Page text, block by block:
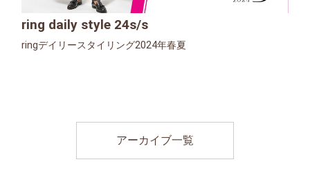
ring daily style 24s/s
ringデイリースタイリング2024年春夏
アーカイブ一覧